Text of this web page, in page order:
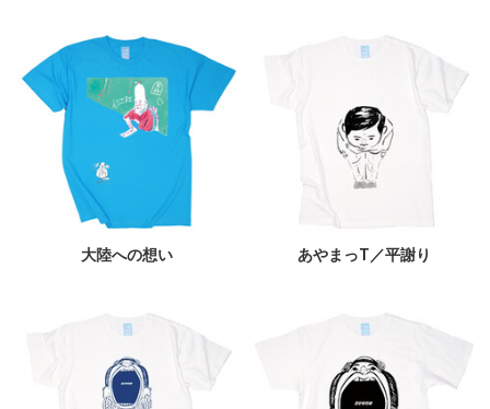
大陸への想い あやまっT／平謝り